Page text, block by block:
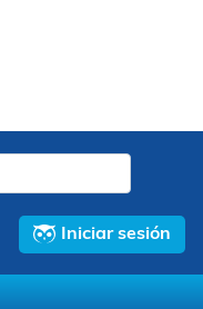
Iniciar sesión